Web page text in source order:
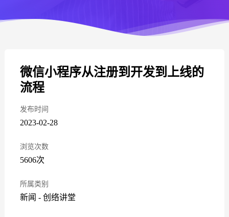
微信小程序从注册到开发到上线的
流程
发布时间
2023-02-28
浏览次数
5606次
所属类别
新闻 - 创络讲堂